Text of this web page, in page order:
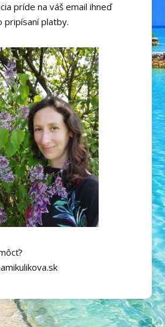
príde na váš email ihneď
pripísaní platby.